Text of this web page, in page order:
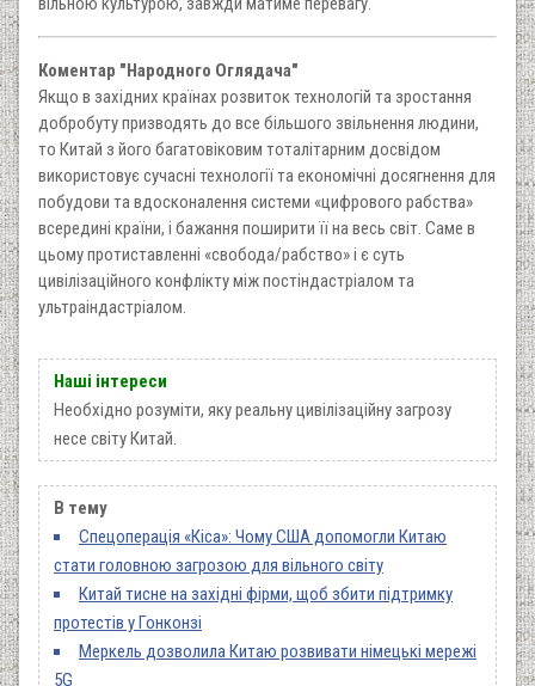
Коментар "Народного Оглядача"
Якщо в західних країнах розвиток технологій та зростання
добробуту призводять до все більшого звільнення людини,
то Китай з його багатовіковим тоталітарним досвідом
використовує сучасні технології та економічні досягнення для
побудови та вдосконалення системи «цифрового рабства»
всередині країни, і бажання поширити її на весь світ. Саме в
цьому протиставленні «свобода/рабство» і є суть
цивілізаційного конфлікту між постіндастріалом та
ультраіндастріалом.
Наші інтереси
Необхідно розуміти, яку реальну цивілізаційну загрозу
несе світу Китай.
В тему
Спецоперація «Кіса»: Чому США допомогли Китаю
стати головною загрозою для вільного світу
Китай тисне на західні фірми, щоб збити підтримку
протестів у Гонконзі
Меркель дозволила Китаю розвивати німецькі мережі
5G